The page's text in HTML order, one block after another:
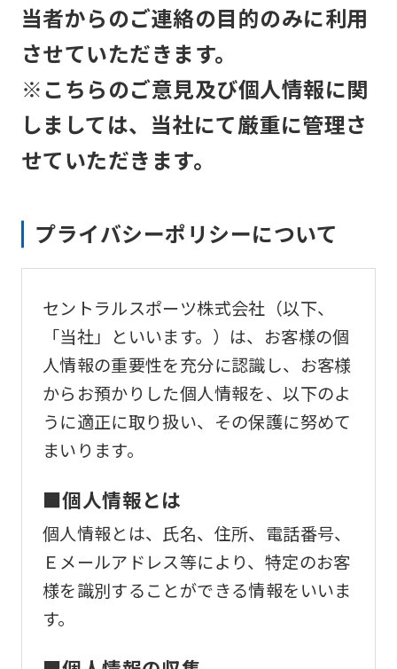
当者からのご連絡の目的のみに利用
させていただきます。
※こちらのご意見及び個人情報に関
しましては、当社にて厳重に管理さ
せていただきます。
プライバシーポリシーについて
セントラルスポーツ株式会社（以下、
「当社」といいます。）は、お客様の個
人情報の重要性を充分に認識し、お客様
からお預かりした個人情報を、以下のよ
うに適正に取り扱い、その保護に努めて
まいります。
■個人情報とは
個人情報とは、氏名、住所、電話番号、
Ｅメールアドレス等により、特定のお客
様を識別することができる情報をいいま
す。